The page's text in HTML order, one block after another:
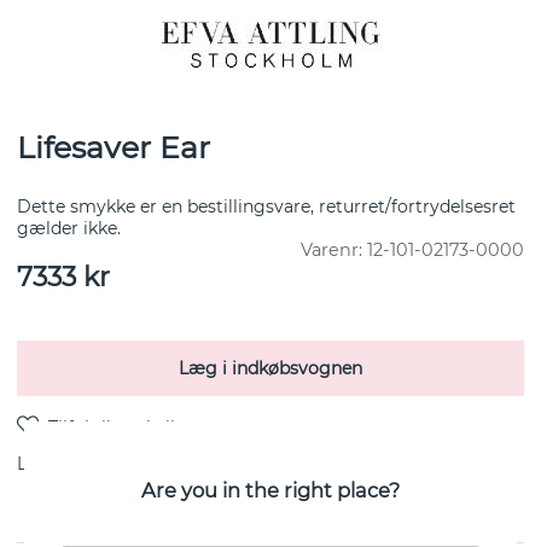
Lifesaver Ear
Dette smykke er en bestillingsvare, returret/fortrydelsesret
gælder ikke.
Varenr: 12-101-02173-0000
7333kr
Læg i indkøbsvognen
Levering:
Are you in the right place?